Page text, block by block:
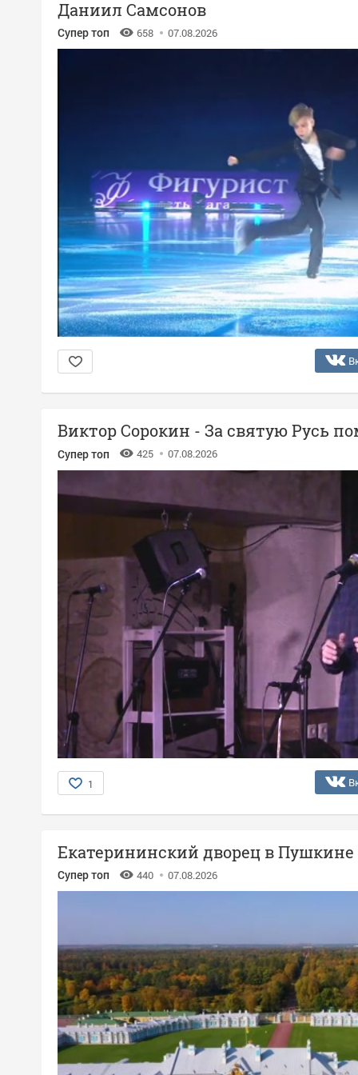
Даниил Самсонов
Супер топ 658 07.08.2026
Виктор Сорокин - За святую Русь
Супер топ 425 07.08.2026
1
Екатерининский дворец в Пушкине
Супер топ 440 07.08.2026